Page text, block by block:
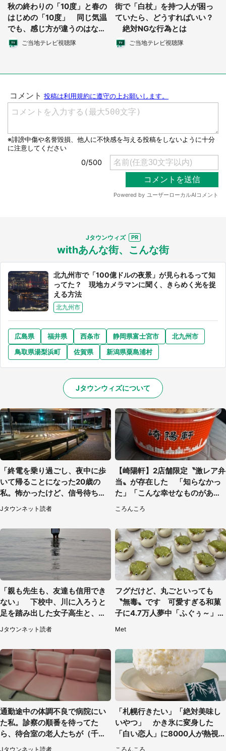
秋の終わりの「10度」と春の
はじめの「10度」 同じ気温
でも、感じ方が違うのはな
ぜ？ ご当地テレビ視聴隊
街で「白杖」を持つ人が困っ
ていたら、どうすればいい？
絶対NGな行為とは
ご当地テレビ視聴隊
Jタウンウィズ
withあんな街、こんな街
北九州市で「100億ドルの夜景」が見られるって知
ってた？ 現地カメラマンに聞く、きらめく光を捉
える方法
北九州市
広島県 福井県 西条市 静岡県富士宮市
北九州市
鳥取県湯梨浜町
佐賀県 新潟県粟島浦村
Jタウンウィズについて
「終電を乗り過ごし、夜中に歩
いて帰ることになった20歳の
私。怖かったけど、信号待ちの
車に道を尋ねたら...」（埼玉
県・60代女性）
Jタウンネット読者
【崎陽軒】2店舗限定〝激レア弁
当〟が存在した 「知らなかっ
た」「こんな幸せなものがあっ
たなんて...」
ころんころ
「親も先生も、友達も信用でき
ない」 下校中、川に入ろうと
足を踏み出した女子高生と、彼
女を止めた予想外の存在
Jタウンネット読者
フグだけど、丸ごといっても
〝無毒〟です 可愛すぎる和菓
子に4.7万人夢中「ふぐぅ～」
Met
通勤途中の体調不良で病院にい
た私。診察の順番を待ってた
ら、待合室の老人たちが（千葉
県・50代男性）
Jタウンネット読者
「札幌行きたい」「絶対美味し
いやつ」 かき氷に変身した
「白い恋人」に8000人が熱視
線【期間限定】
ころんころ